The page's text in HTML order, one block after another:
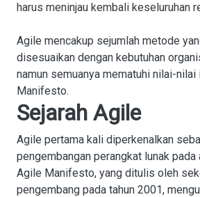
harus meninjau kembali keseluruhan
Agile mencakup sejumlah metode
disesuaikan dengan kebutuhan
namun semuanya mematuhi nilai-
Manifesto.
Sejarah Agile
Agile pertama kali diperkenalkan
pengembangan perangkat lunak pada
Agile Manifesto, yang ditulis oleh
pengembang pada tahun 2001,